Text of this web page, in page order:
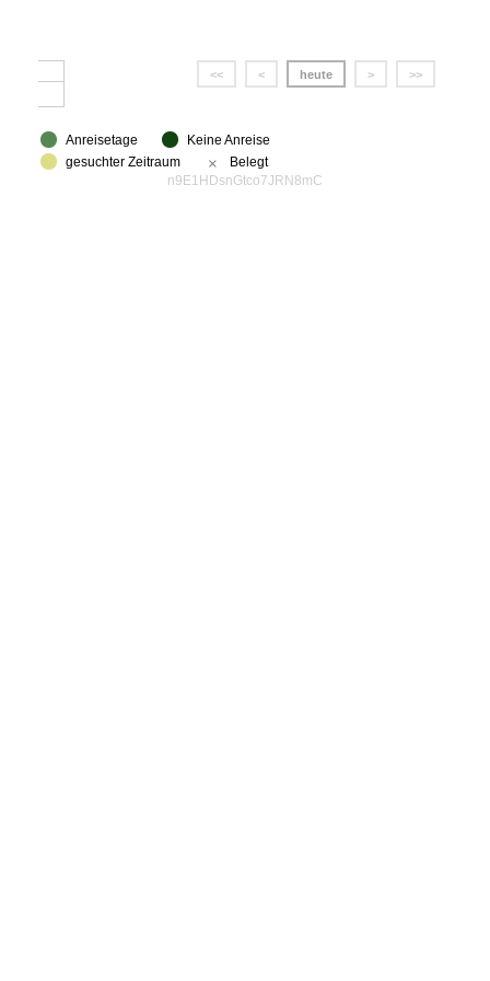
<< < heute > >>
Anreisetage
Keine Anreise
gesuchter Zeitraum
×
Belegt
n9E1HDsnGtco7JRN8mC